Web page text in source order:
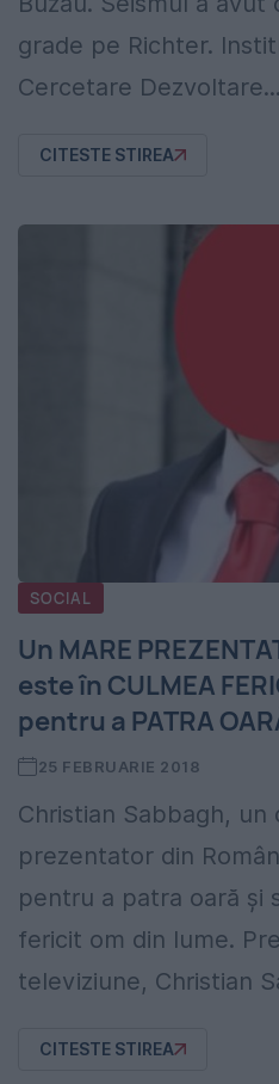
grade pe Richter.
Cercetare Dezvoltare...
CITESTE STIREA
SOCIAL
Un MARE
este în CULMEA
pentru a PATRA
25 FEBRUARIE 2018
Christian Sabbagh, un
prezentator din
pentru a patra oară și
fericit om din lume.
televiziune, Christian
CITESTE STIREA